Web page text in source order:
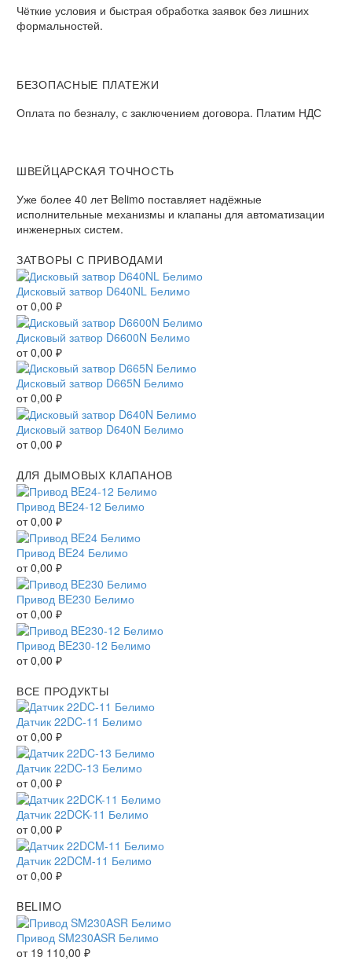
Чёткие условия и быстрая обработка заявок без лишних
формальностей.​
БЕЗОПАСНЫЕ ПЛАТЕЖИ​
Оплата по безналу, с заключением договора. Платим НДС​
ШВЕЙЦАРСКАЯ ТОЧНОСТЬ
Уже более 40 лет Belimo поставляет надёжные
исполнительные механизмы и клапаны для автоматизации
инженерных систем.
ЗАТВОРЫ С ПРИВОДАМИ
Дисковый затвор D640NL Белимо
от0,00 ₽
Дисковый затвор D6600N Белимо
от0,00 ₽
Дисковый затвор D665N Белимо
от0,00 ₽
Дисковый затвор D640N Белимо
от0,00 ₽
ДЛЯ ДЫМОВЫХ КЛАПАНОВ
Привод BE24-12 Белимо
от0,00 ₽
Привод BE24 Белимо
от0,00 ₽
Привод BE230 Белимо
от0,00 ₽
Привод BE230-12 Белимо
от0,00 ₽
ВСЕ ПРОДУКТЫ
Датчик 22DC-11 Белимо
от0,00 ₽
Датчик 22DC-13 Белимо
от0,00 ₽
Датчик 22DCK-11 Белимо
от0,00 ₽
Датчик 22DCM-11 Белимо
от0,00 ₽
BELIMO
Привод SM230ASR Белимо
от 19 110,00 ₽